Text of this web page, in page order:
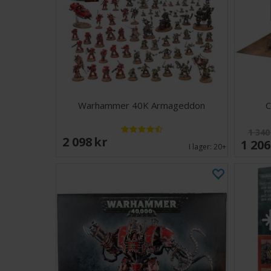
Warhammer 40K Armageddon
2 098 SEK I lager:20+
1 340
1 206